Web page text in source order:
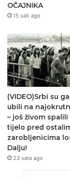
OČAJNIKA
15 sati ago
(VIDEO)Srbi su
ubili na
– još živom spalili
tijelo pred
zarobljenicima
Dalju!
23 sata ago